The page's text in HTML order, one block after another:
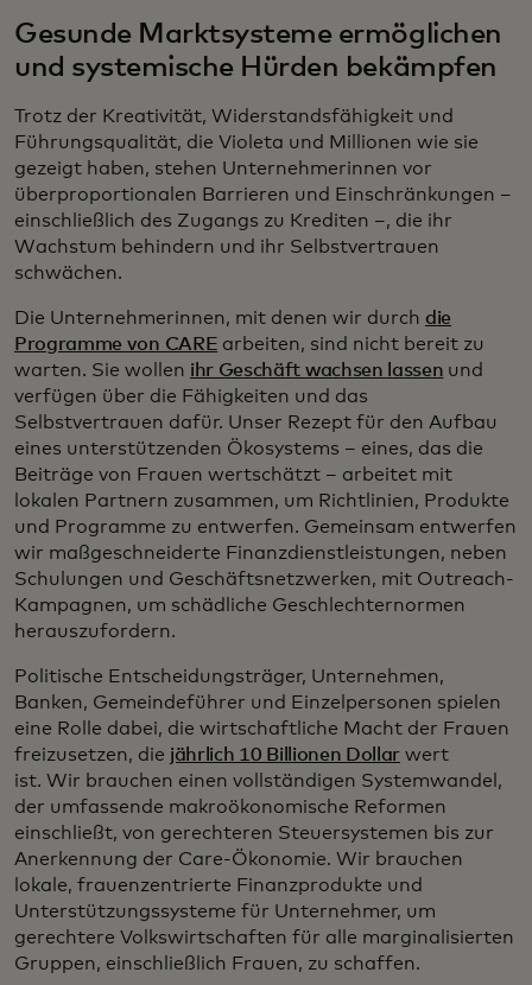
Gesunde Marktsysteme ermöglichen
und systemische Hürden bekämpfen
Trotz der Kreativität, Widerstandsfähigkeit und
Führungsqualität, die Violeta und Millionen wie sie
gezeigt haben, stehen Unternehmerinnen vor
überproportionalen Barrieren und Einschränkungen –
einschließlich des Zugangs zu Krediten –, die ihr
Wachstum behindern und ihr Selbstvertrauen
schwächen.
Die Unternehmerinnen, mit denen wir durch die
Programme von CARE arbeiten, sind nicht bereit zu
warten. Sie wollen ihr Geschäft wachsen lassen und
verfügen über die Fähigkeiten und das
Selbstvertrauen dafür. Unser Rezept für den Aufbau
eines unterstützenden Ökosystems – eines, das die
Beiträge von Frauen wertschätzt – arbeitet mit
lokalen Partnern zusammen, um Richtlinien, Produkte
und Programme zu entwerfen. Gemeinsam entwerfen
wir maßgeschneiderte Finanzdienstleistungen, neben
Schulungen und Geschäftsnetzwerken, mit Outreach-
Kampagnen, um schädliche Geschlechternormen
herauszufordern.
Politische Entscheidungsträger, Unternehmen,
Banken, Gemeindeführer und Einzelpersonen spielen
eine Rolle dabei, die wirtschaftliche Macht der Frauen
freizusetzen, die jährlich 10 Billionen Dollar wert
ist. Wir brauchen einen vollständigen Systemwandel,
der umfassende makroökonomische Reformen
einschließt, von gerechteren Steuersystemen bis zur
Anerkennung der Care-Ökonomie. Wir brauchen
lokale, frauenzentrierte Finanzprodukte und
Unterstützungssysteme für Unternehmer, um
gerechtere Volkswirtschaften für alle marginalisierten
Gruppen, einschließlich Frauen, zu schaffen.